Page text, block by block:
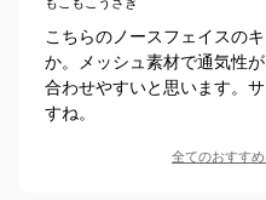
こちらのノースフェイスの
か。メッシュ素材で通気性
合わせやすいと思います。
すね。
全てのおすすめ